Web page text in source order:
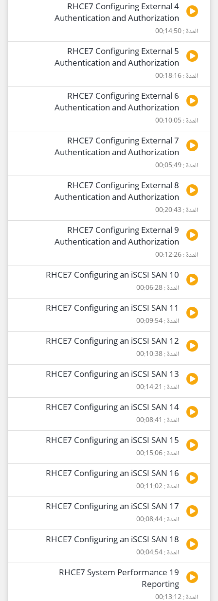
4 RHCE7 Configuring External
Authentication and Authorization
المدة : 00:14:50
5 RHCE7 Configuring External
Authentication and Authorization
المدة : 00:18:16
6 RHCE7 Configuring External
Authentication and Authorization
المدة : 00:10:05
7 RHCE7 Configuring External
Authentication and Authorization
المدة : 00:05:49
8 RHCE7 Configuring External
Authentication and Authorization
المدة : 00:20:43
9 RHCE7 Configuring External
Authentication and Authorization
المدة : 00:12:26
10 RHCE7 Configuring an iSCSI SAN
المدة : 00:06:28
11 RHCE7 Configuring an iSCSI SAN
المدة : 00:09:54
12 RHCE7 Configuring an iSCSI SAN
المدة : 00:10:38
13 RHCE7 Configuring an iSCSI SAN
المدة : 00:14:21
14 RHCE7 Configuring an iSCSI SAN
المدة : 00:08:41
15 RHCE7 Configuring an iSCSI SAN
المدة : 00:15:06
16 RHCE7 Configuring an iSCSI SAN
المدة : 00:11:02
17 RHCE7 Configuring an iSCSI SAN
المدة : 00:08:44
18 RHCE7 Configuring an iSCSI SAN
المدة : 00:04:54
19 RHCE7 System Performance
Reporting
المدة : 00:13:12